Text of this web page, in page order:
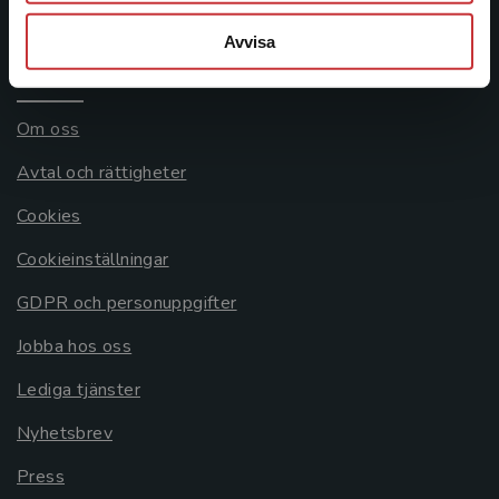
Avvisa
Systemkrav
Allmänna länkar
Om oss
Avtal och rättigheter
Cookies
Cookieinställningar
GDPR och personuppgifter
Jobba hos oss
Lediga tjänster
Nyhetsbrev
Press